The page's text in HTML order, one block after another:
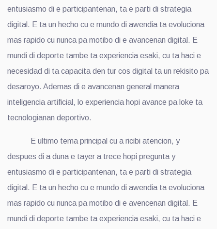
entusiasmo di e participantenan, ta e parti di strategia
digital. E ta un hecho cu e mundo di awendia ta evoluciona
mas rapido cu nunca pa motibo di e avancenan digital. E
mundi di deporte tambe ta experiencia esaki, cu ta haci e
necesidad di ta capacita den tur cos digital ta un rekisito pa
desaroyo. Ademas di e avancenan general manera
inteligencia artificial, lo experiencia hopi avance pa loke ta
tecnologianan deportivo.
E ultimo tema principal cu a ricibi atencion, y
despues di a duna e tayer a trece hopi pregunta y
entusiasmo di e participantenan, ta e parti di strategia
digital. E ta un hecho cu e mundo di awendia ta evoluciona
mas rapido cu nunca pa motibo di e avencenan digital. E
mundi di deporte tambe ta experiencia esaki, cu ta haci e